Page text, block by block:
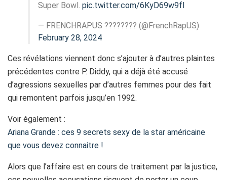
Super Bowl. pic.twitter.com/6KyD69w9fI
— FRENCHRAPUS ???????? (@FrenchRapUS)
February 28, 2024
Ces révélations viennent donc s’ajouter à d’autres plaintes
précédentes contre P. Diddy, qui a déjà été accusé
d’agressions sexuelles par d’autres femmes pour des fait
qui remontent parfois jusqu’en 1992.
Voir également :
Ariana Grande : ces 9 secrets sexy de la star américaine
que vous devez connaitre !
Alors que l’affaire est en cours de traitement par la justice,